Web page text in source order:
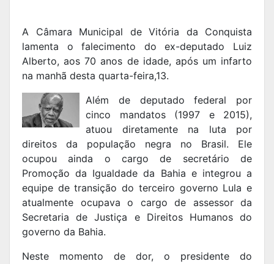
A Câmara Municipal de Vitória da Conquista
lamenta o falecimento do ex-deputado Luiz
Alberto, aos 70 anos de idade, após um infarto
na manhã desta quarta-feira,13.
Além de deputado federal por
cinco mandatos (1997 e 2015),
atuou diretamente na luta por
direitos da população negra no Brasil. Ele
ocupou ainda o cargo de secretário de
Promoção da Igualdade da Bahia e integrou a
equipe de transição do terceiro governo Lula e
atualmente ocupava o cargo de assessor da
Secretaria de Justiça e Direitos Humanos do
governo da Bahia.
Neste momento de dor, o presidente do